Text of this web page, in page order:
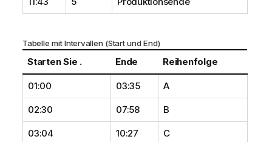
Tabelle mit Intervallen (StartundEnd)
Starten Sie . Ende Reihenfolge
01:00 03:35 A
02:30 07:58 B
03:04 10:27 C